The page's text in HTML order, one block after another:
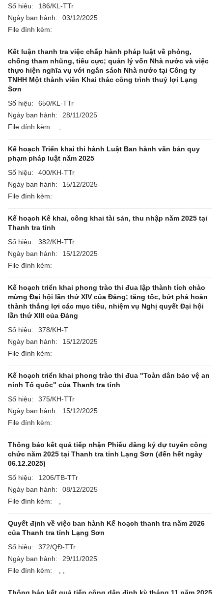
Số hiệu:
186/KL-TTr
Ngày ban hành:
03/12/2025
File đính kèm:
Kết luận thanh tra việc chấp hành pháp luật về phòng,
chống tham nhũng, tiêu cực; quản lý vốn Nhà nước và việc
thực hiện nghĩa vụ với ngân sách Nhà nước tại Công ty
TNHH Một thành viên Khai thác công trình thuỷ lợi Lạng
Sơn
Số hiệu:
650/KL-TTr
Ngày ban hành:
28/11/2025
File đính kèm:
Kế hoạch Triển khai thi hành Luật Ban hành văn bản quy
phạm pháp luật năm 2025
Số hiệu:
400/KH-TTr
Ngày ban hành:
15/12/2025
File đính kèm:
Kế hoạch Kê khai, công khai tài sản, thu nhập năm 2025 tại
Thanh tra tỉnh
Số hiệu:
382/KH-TTr
Ngày ban hành:
15/12/2025
File đính kèm:
Kế hoạch triển khai phong trào thi đua lập thành tích chào
mừng Đại hội lần thứ XIV của Đảng; tăng tốc, bứt phá hoàn
thành thắng lợi các mục tiêu, nhiệm vụ Nghị quyết Đại hội
lần thứ XIII của Đảng
Số hiệu:
378/KH-T
Ngày ban hành:
15/12/2025
File đính kèm:
Kế hoạch triển khai phong trào thi đua "Toàn dân bảo vệ an
ninh Tổ quốc" của Thanh tra tỉnh
Số hiệu:
375/KH-TTr
Ngày ban hành:
15/12/2025
File đính kèm:
Thông báo kết quả tiếp nhận Phiếu đăng ký dự tuyển công
chức năm 2025 tại Thanh tra tỉnh Lạng Sơn (đến hết ngày
06.12.2025)
Số hiệu:
1206/TB-TTr
Ngày ban hành:
08/12/2025
File đính kèm:
Quyết định về việc ban hành Kế hoạch thanh tra năm 2026
của Thanh tra tỉnh Lạng Sơn
Số hiệu:
372/QĐ-TTr
Ngày ban hành:
29/11/2025
File đính kèm: